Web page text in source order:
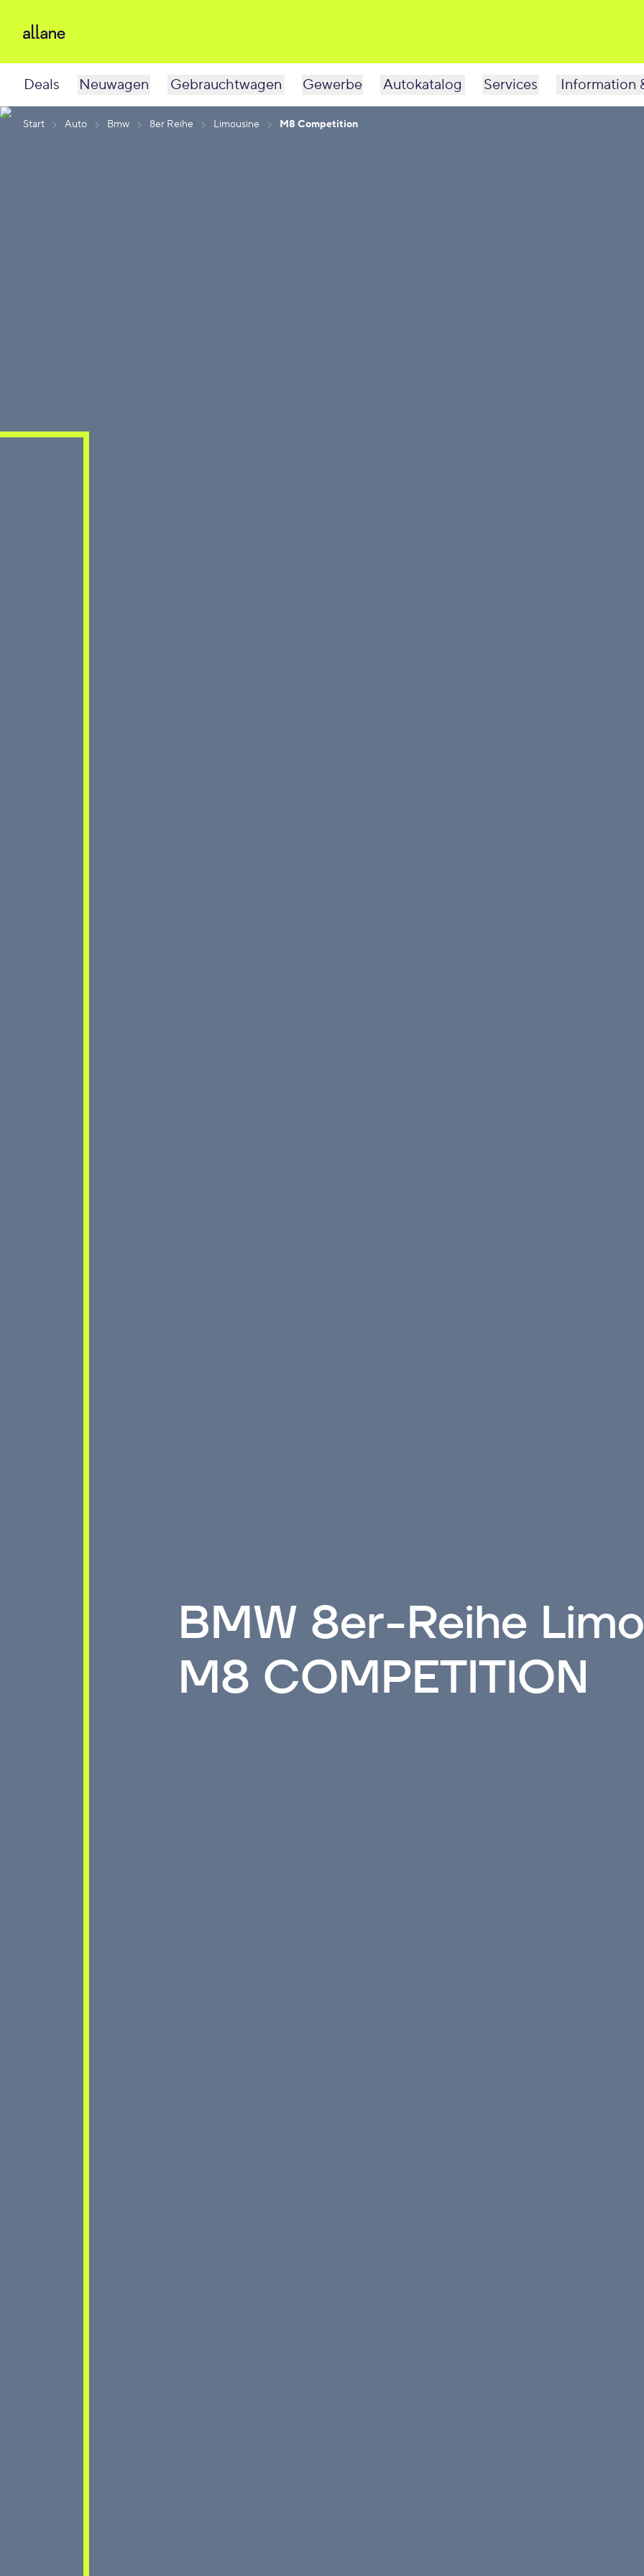
Deals Neuwagen Gebrauchtwagen Gewerbe Autokatalog Services Information
Start Auto Bmw 8er Reihe Limousine M8 Competition
BMW 8er-Reihe
M8 COMPETITION